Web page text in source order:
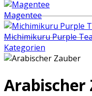
Magentee
Michimikuru Purple
Kategorien
Arabischer